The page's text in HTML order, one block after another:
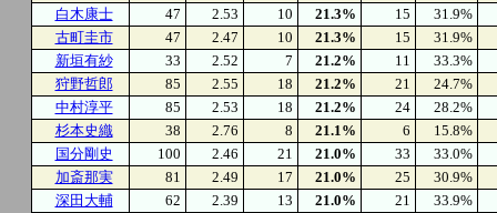
白木康士
47 2.53 10 21.3% 15
31.9%
古町圭市
47 2.47 10 21.3% 15
31.9%
新垣有紗
33 2.52 7 21.2% 11
33.3%
狩野哲郎
85 2.55 18 21.2% 21
24.7%
中村淳平
85 2.53 18 21.2% 24
28.2%
杉本史織
38 2.76 8 21.1% 6
15.8%
国分剛史
100 2.46 21 21.0% 33
33.0%
加斎那実
81 2.49 17 21.0% 25
30.9%
深田大輔
62 2.39 13 21.0% 21
33.9%